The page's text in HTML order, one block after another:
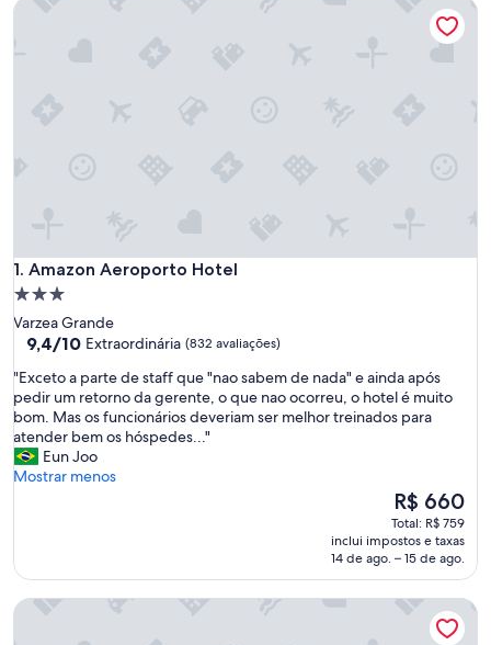
1. Amazon Aeroporto Hotel
Amazon Aeroporto Hotel
Propriedade
3.0
estrelas
Varzea Grande
9.4
10,
Extraordinária,
(832
avaliações)
9,4/10 Extraordinária (832 avaliações)
"
E
x
c
e
t
r
e
"Exceto a parte de staff que "nao sabem de nada" e ainda após
pedir um retorno da gerente, o que nao ocorreu, o hotel é muito
bom. Mas os funcionários deveriam ser melhor treinados para
atender bem os hóspedes..."
Eun Joo
Mostrar menos
O
preço
é
de
R$ 660
R$ 660
Total: R$ 759
inclui impostos e taxas
14 de ago. – 15 de ago.
Amazon Aeroporto Hotel
Hotel Deville Prime Cuiabá